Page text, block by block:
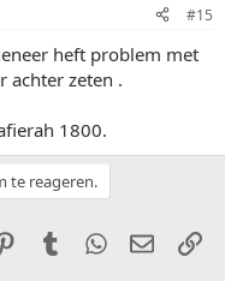
#15
heft problem met
achter zeten .
1800.
te reageren.
PinterestTumblr WhatsApp
E-mail